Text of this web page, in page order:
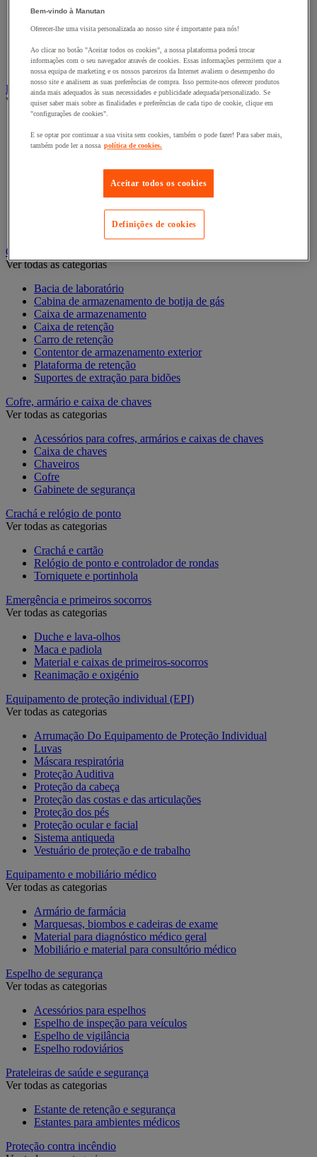
Armários multirriscos
Armários para baterias de iões de lítio
Caixas de ventilação e filtros
Recipiente de segurança
Barreira e poste de proteção
Ver todas as categorias
Barreira de Proteção
Barreira de Proteção Modular
Postes de orientação com correia
Postes de orientação com corrente
Postes de orientação com painel
Suporte de parede de correia
Caixa de retenção e material de retenção
Ver todas as categorias
Bacia de laboratório
Cabina de armazenamento de botija de gás
Caixa de armazenamento
Caixa de retenção
Carro de retenção
Contentor de armazenamento exterior
Plataforma de retenção
Suportes de extração para bidões
Cofre, armário e caixa de chaves
Ver todas as categorias
Acessórios para cofres, armários e caixas de chaves
Caixa de chaves
Chaveiros
Cofre
Gabinete de segurança
Crachá e relógio de ponto
Ver todas as categorias
Crachá e cartão
Relógio de ponto e controlador de rondas
Torniquete e portinhola
Emergência e primeiros socorros
Ver todas as categorias
Duche e lava-olhos
Maca e padiola
Material e caixas de primeiros-socorros
Reanimação e oxigénio
Equipamento de proteção individual (EPI)
Ver todas as categorias
Arrumação Do Equipamento de Proteção Individual
Luvas
Máscara respiratória
Proteção Auditiva
Proteção da cabeça
Proteção das costas e das articulações
Proteção dos pés
Proteção ocular e facial
Sistema antiqueda
Vestuário de proteção e de trabalho
Equipamento e mobiliário médico
Ver todas as categorias
Armário de farmácia
Marquesas, biombos e cadeiras de exame
Material para diagnóstico médico geral
Mobiliário e material para consultório médico
Espelho de segurança
Ver todas as categorias
Acessórios para espelhos
Espelho de inspeção para veículos
Espelho de vigilância
Espelho rodoviários
Prateleiras de saúde e segurança
Ver todas as categorias
Estante de retenção e segurança
Estantes para ambientes médicos
Proteção contra incêndio
Bem-vindo à Manutan
Oferecer-lhe uma visita personalizada ao nosso site é importante para nós!
Ao clicar no botão "Aceitar todos os cookies", a nossa plataforma poderá trocar
informações com o seu navegador através de cookies. Essas informações permitem que a
nossa equipa de marketing e os nossos parceiros da Internet avaliem o desempenho do
nosso site e analisem as suas preferências de compra. Isso permite-nos oferecer produtos
ainda mais adequados às suas necessidades e publicidade adequada/personalizado. Se
quiser saber mais sobre as finalidades e preferências de cada tipo de cookie, clique em
"configurações de cookies".
E se optar por continuar a sua visita sem cookies, também o pode fazer! Para saber mais,
também pode ler a nossa política de cookies.
Aceitar todos os cookies
Definições de cookies